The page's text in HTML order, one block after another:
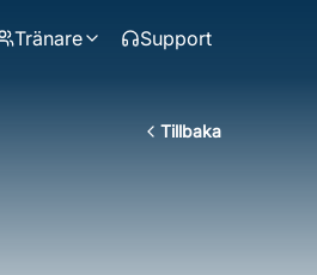
Tränare Support
Tillbaka